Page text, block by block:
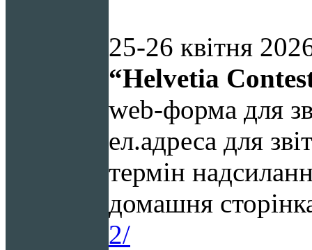
25-26 квітня
“Helvetia
web-форма для
ел.адреса для
термін
домашня
2/